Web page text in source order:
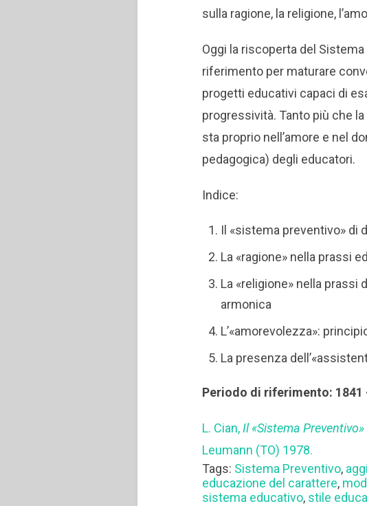
sulla ragione, la religione,
Oggi la riscoperta del
riferimento per maturare
progetti educativi capaci di
progressività. Tanto più che
sta proprio nell’amore e nel
pedagogica) degli educatori.
Indice:
Il «sistema preventivo» di
La «ragione» nella prassi
La «religione» nella prassi
armonica
L’«amorevolezza»:
La presenza
Periodo di riferimento: 1841
L. Cian,Il «Sistema
Leumann (TO) 1978.
Tags: Sistema Preventivo,
educazione del carattere,
sistema educativo, stile